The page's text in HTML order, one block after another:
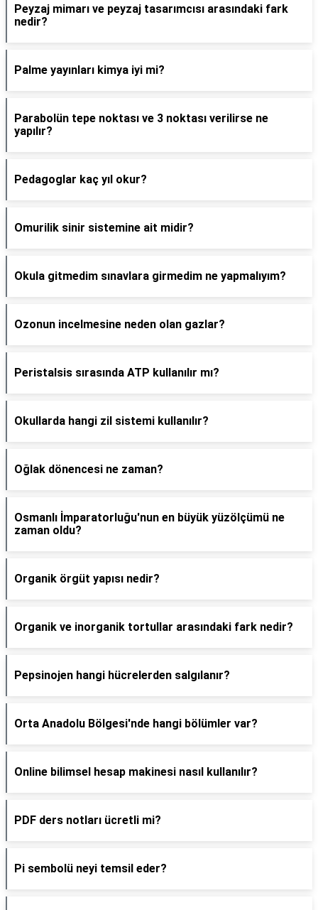
Peyzaj mimarı ve peyzaj tasarımcısı arasındaki fark
nedir?
Palme yayınları kimya iyi mi?
Parabolün tepe noktası ve 3 noktası verilirse ne
yapılır?
Pedagoglar kaç yıl okur?
Omurilik sinir sistemine ait midir?
Okula gitmedim sınavlara girmedim ne yapmalıyım?
Ozonun incelmesine neden olan gazlar?
Peristalsis sırasında ATP kullanılır mı?
Okullarda hangi zil sistemi kullanılır?
Oğlak dönencesi ne zaman?
Osmanlı İmparatorluğu'nun en büyük yüzölçümü ne
zaman oldu?
Organik örgüt yapısı nedir?
Organik ve inorganik tortullar arasındaki fark nedir?
Pepsinojen hangi hücrelerden salgılanır?
Orta Anadolu Bölgesi'nde hangi bölümler var?
Online bilimsel hesap makinesi nasıl kullanılır?
PDF ders notları ücretli mi?
Pi sembolü neyi temsil eder?